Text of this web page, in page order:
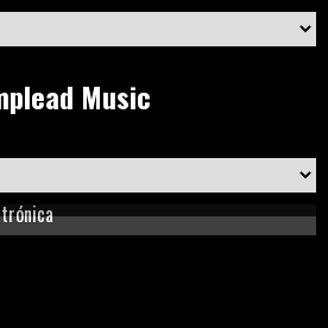
Music
rock emergente de México y el
mejores ritmos latinos
fiesta al máximo con nuestra mejor